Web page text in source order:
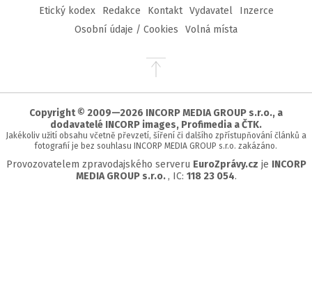
Etický kodex Redakce Kontakt Vydavatel
Inzerce
Osobní údaje / Cookies
Volná místa
Přejít
stránky
Copyright © 2009—2026 INCORP MEDIA GROUP s.r.o., a
dodavatelé INCORP images, Profimedia a ČTK.
Jakékoliv užití obsahu včetně převzetí, šíření či dalšího zpřístupňování článků a
fotografií je bez souhlasu INCORP MEDIA GROUP s.r.o. zakázáno.
Provozovatelem zpravodajského serveru EuroZprávy.cz je INCORP
MEDIA GROUP s.r.o. , IC: 118 23 054.